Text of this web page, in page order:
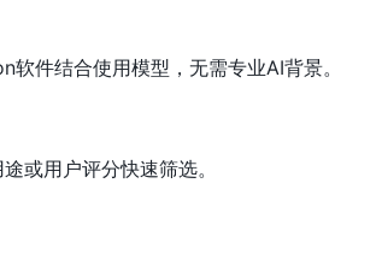
件结合使用模型，无需专业AI背景。
或用户评分快速筛选。